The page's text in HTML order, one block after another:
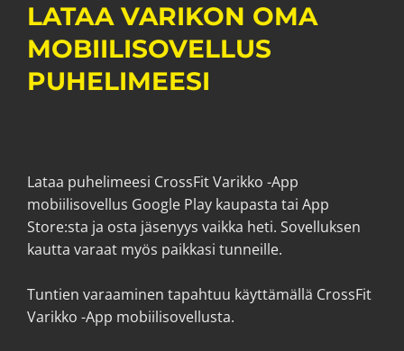
LATAA VARIKON OMA
MOBIILISOVELLUS
PUHELIMEESI
Lataa puhelimeesi CrossFit Varikko -App
mobiilisovellus Google Play kaupasta tai App
Store:sta ja osta jäsenyys vaikka heti. Sovelluksen
kautta varaat myös paikkasi tunneille.
Tuntien varaaminen tapahtuu käyttämällä CrossFit
Varikko -App mobiilisovellusta.